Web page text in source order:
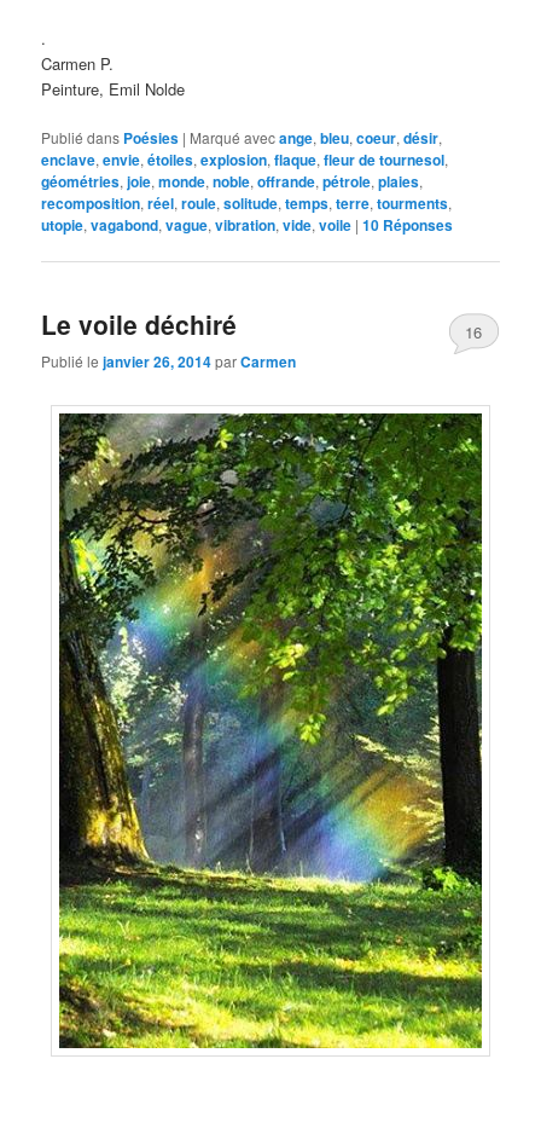
.
Carmen P.
Peinture, Emil Nolde
Publié dans Poésies | Marqué avecange,bleu,coeur,désir,
enclave,envie,étoiles,explosion,flaque,fleur de tournesol,
géométries,joie,monde,noble,offrande,pétrole,plaies,
recomposition,réel,roule,solitude,temps,terre,tourments,
utopie,vagabond,vague,vibration,vide,voile |10 Réponses
Le voile déchiré
Publié lejanvier 26, 2014parCarmen
16